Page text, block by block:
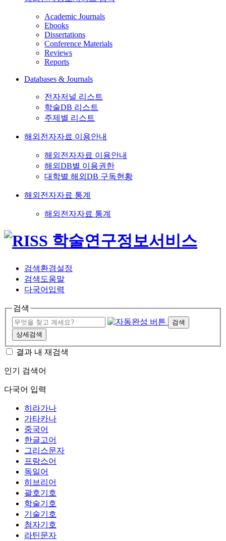
Academic Journals
Ebooks
Dissertations
Conference Materials
Reviews
Reports
Databases & Journals
전자저널 리스트
학술DB 리스트
주제별 리스트
해외전자자료 이용안내
해외전자자료 이용안내
해외DB별 이용권한
대학별 해외DB 구독현황
해외전자자료 통계
해외전자자료 통계
검색환경설정
검색도움말
다국어입력
검색
검색
상세검색
결과 내 재검색
인기 검색어
다국어 입력
히라가나
가타카나
중국어
한글고어
그리스문자
프랑스어
독일어
히브리어
괄호기호
학술기호
기술기호
첨자기호
라틴문자